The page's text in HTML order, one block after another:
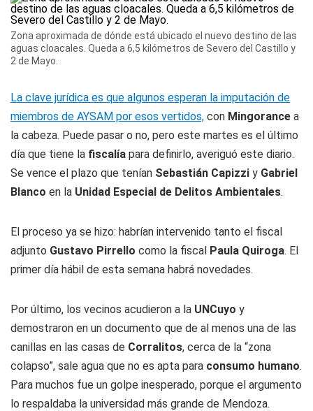
Zona aproximada de dónde está ubicado el nuevo destino de las
aguas cloacales. Queda a 6,5 kilómetros de Severo del Castillo y
2 de Mayo.
La clave jurídica es que algunos esperan la imputación de
miembros de AYSAM por esos vertidos, con Mingorance a
la cabeza. Puede pasar o no, pero este martes es el último
día que tiene la fiscalía para definirlo, averiguó este diario.
Se vence el plazo que tenían Sebastián Capizzi y Gabriel
Blanco en la Unidad Especial de Delitos Ambientales.
El proceso ya se hizo: habrían intervenido tanto el fiscal
adjunto Gustavo Pirrello como la fiscal Paula Quiroga. El
primer día hábil de esta semana habrá novedades.
Por último, los vecinos acudieron a la UNCuyo y
demostraron en un documento que de al menos una de las
canillas en las casas de Corralitos, cerca de la “zona
colapso”, sale agua que no es apta para consumo humano.
Para muchos fue un golpe inesperado, porque el argumento
lo respaldaba la universidad más grande de Mendoza.